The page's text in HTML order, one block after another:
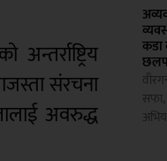
संरचना
अवरुद्ध
कडा
सफा,